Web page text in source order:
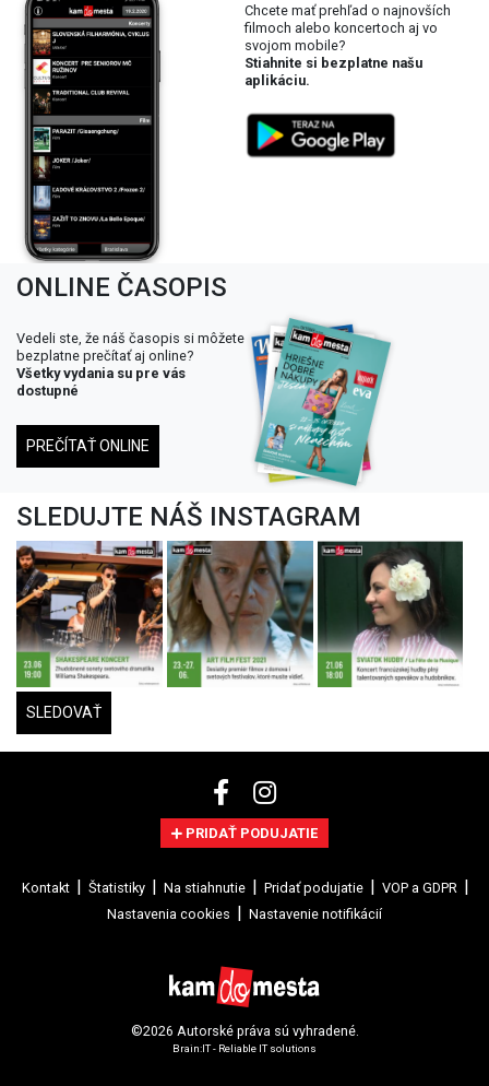
Chcete mať prehľad o najnovších
filmoch alebo koncertoch aj vo
svojom mobile?
Stiahnite si bezplatne našu
aplikáciu.
ONLINE ČASOPIS
Vedeli ste, že náš časopis si môžete
bezplatne prečítať aj online?
Všetky vydania su pre vás
dostupné
PREČÍTAŤ ONLINE
SLEDUJTE NÁŠ INSTAGRAM
SLEDOVAŤ
PRIDAŤ PODUJATIE
Kontakt Štatistiky Na stiahnutie Pridať podujatie
VOP a GDPR
Nastavenia cookies
Nastavenie notifikácií
©2026 Autorské práva sú vyhradené.
Brain:IT - Reliable IT solutions